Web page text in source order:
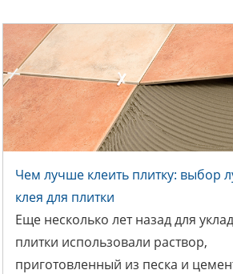
ВЫБОР ЛУЧШЕГО КЛЕЯ
Чем лучше клеить плитку: выбор
клея для плитки
Еще несколько лет назад для
плитки использовали раствор,
приготовленный из песка и